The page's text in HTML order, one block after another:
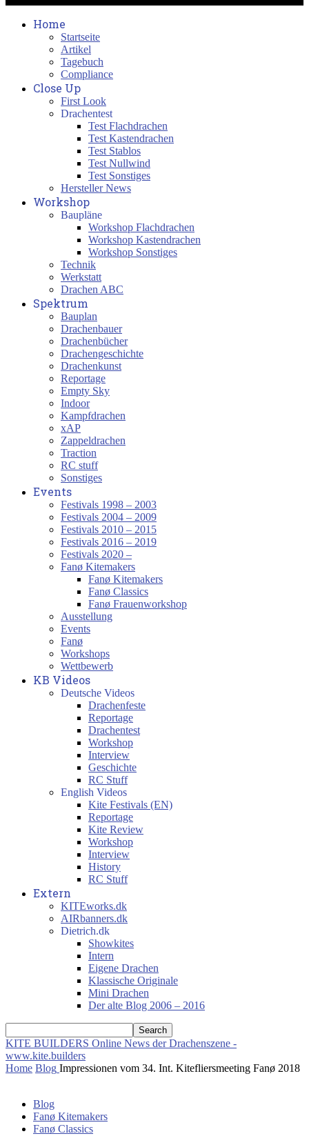
Home
Startseite
Artikel
Tagebuch
Compliance
Close Up
First Look
Drachentest
Test Flachdrachen
Test Kastendrachen
Test Stablos
Test Nullwind
Test Sonstiges
Hersteller News
Workshop
Baupläne
Workshop Flachdrachen
Workshop Kastendrachen
Workshop Sonstiges
Technik
Werkstatt
Drachen ABC
Spektrum
Bauplan
Drachenbauer
Drachenbücher
Drachengeschichte
Drachenkunst
Reportage
Empty Sky
Indoor
Kampfdrachen
xAP
Zappeldrachen
Traction
RC stuff
Sonstiges
Events
Festivals 1998 – 2003
Festivals 2004 – 2009
Festivals 2010 – 2015
Festivals 2016 – 2019
Festivals 2020 –
Fanø Kitemakers
Fanø Kitemakers
Fanø Classics
Fanø Frauenworkshop
Ausstellung
Events
Fanø
Workshops
Wettbewerb
KB Videos
Deutsche Videos
Drachenfeste
Reportage
Drachentest
Workshop
Interview
Geschichte
RC Stuff
English Videos
Kite Festivals (EN)
Reportage
Kite Review
Workshop
Interview
History
RC Stuff
Extern
KITEworks.dk
AIRbanners.dk
Dietrich.dk
Showkites
Intern
Eigene Drachen
Klassische Originale
Mini Drachen
Der alte Blog 2006 – 2016
KITE BUILDERS Online News der Drachenszene -
www.kite.builders
Home Blog Impressionen vom 34. Int. Kitefliersmeeting Fanø 2018
Blog
Fanø Kitemakers
Fanø Classics